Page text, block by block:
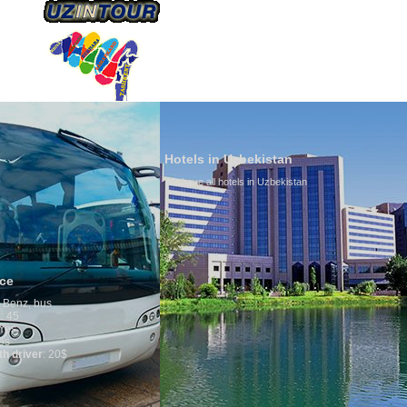
Hotels in Uzbekistan
We have all hotels in Uzbekistan
Culture of
By nature Uzbeks
is why migration
any influence on
general, the level
growth is very
marriages is
percentage of
in the world.
family is regarded